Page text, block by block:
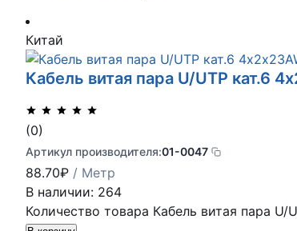
Китай
Кабель витая пара U/UTP кат.6
(0)
Артикул производителя:01-0047
88.70₽ / Метр
В наличии: 264
Количество товара Кабель витая пара